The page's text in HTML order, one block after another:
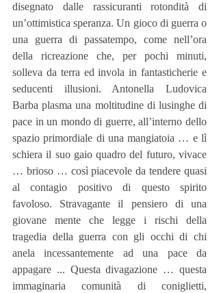
disegnato dalle rassicuranti rotondità di
un’ottimistica speranza. Un gioco di guerra o
una guerra di passatempo, come nell’ora
della ricreazione che, per pochi minuti,
solleva da terra ed invola in fantasticherie e
seducenti illusioni. Antonella Ludovica
Barba plasma una moltitudine di lusinghe di
pace in un mondo di guerre, all’interno dello
spazio primordiale di una mangiatoia … e lì
schiera il suo gaio quadro del futuro, vivace
… brioso … così piacevole da tendere quasi
al contagio positivo di questo spirito
favoloso. Stravagante il pensiero di una
giovane mente che legge i rischi della
tragedia della guerra con gli occhi di chi
anela incessantemente ad una pace da
appagare ... Questa divagazione … questa
immaginaria comunità di coniglietti,